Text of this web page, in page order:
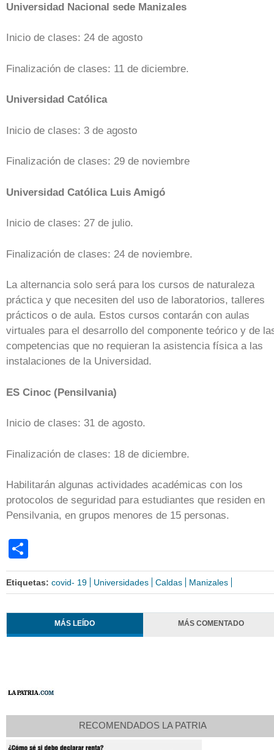
Universidad Nacional sede Manizales
Inicio de clases: 24 de agosto
Finalización de clases: 11 de diciembre.
Universidad Católica
Inicio de clases: 3 de agosto
Finalización de clases: 29 de noviembre
Universidad Católica Luis Amigó
Inicio de clases: 27 de julio.
Finalización de clases: 24 de noviembre.
La alternancia solo será para los cursos de naturaleza
práctica y que necesiten del uso de laboratorios, talleres
prácticos o de aula. Estos cursos contarán con aulas
virtuales para el desarrollo del componente teórico y de
competencias que no requieran la asistencia física a las
instalaciones de la Universidad.
ES Cinoc (Pensilvania)
Inicio de clases: 31 de agosto.
Finalización de clases: 18 de diciembre.
Habilitarán algunas actividades académicas con los
protocolos de seguridad para estudiantes que residen en
Pensilvania, en grupos menores de 15 personas.
Etiquetas: covid- 19 Universidades Caldas Manizales
MÁS LEÍDO MÁS COMENTADO
RECOMENDADOS LA PATRIA